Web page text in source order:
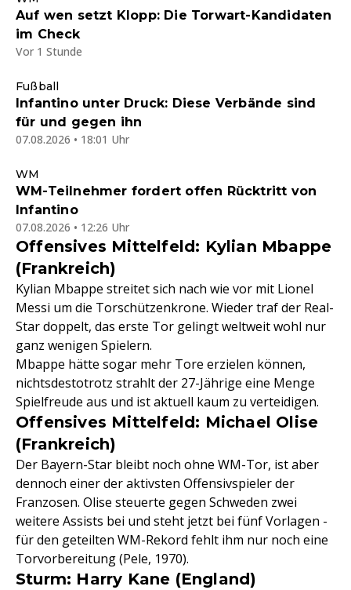
Auf wen setzt Klopp: Die Torwart-Kandidaten
im Check
Vor 1 Stunde
Fußball
Infantino unter Druck: Diese Verbände sind
für und gegen ihn
07.08.2026 • 18:01 Uhr
WM
WM-Teilnehmer fordert offen Rücktritt von
Infantino
07.08.2026 • 12:26 Uhr
Offensives Mittelfeld: Kylian Mbappe
(Frankreich)
Kylian Mbappe streitet sich nach wie vor mit Lionel
Messi um die Torschützenkrone. Wieder traf der Real-
Star doppelt, das erste Tor gelingt weltweit wohl nur
ganz wenigen Spielern.
Mbappe hätte sogar mehr Tore erzielen können,
nichtsdestotrotz strahlt der 27-Jährige eine Menge
Spielfreude aus und ist aktuell kaum zu verteidigen.
Offensives Mittelfeld: Michael Olise
(Frankreich)
Der Bayern-Star bleibt noch ohne WM-Tor, ist aber
dennoch einer der aktivsten Offensivspieler der
Franzosen. Olise steuerte gegen Schweden zwei
weitere Assists bei und steht jetzt bei fünf Vorlagen -
für den geteilten WM-Rekord fehlt ihm nur noch eine
Torvorbereitung (Pele, 1970).
Sturm: Harry Kane (England)